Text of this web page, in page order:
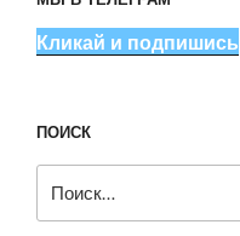
Кликай и подпишись
ПОИСК